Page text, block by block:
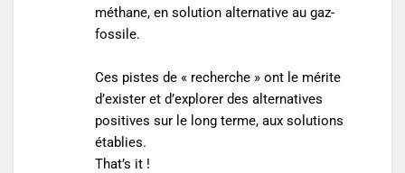
méthane, en solution alternative au gaz-
fossile.
Ces pistes de « recherche » ont le mérite
d’exister et d’explorer des alternatives
positives sur le long terme, aux solutions
établies.
That’s it !